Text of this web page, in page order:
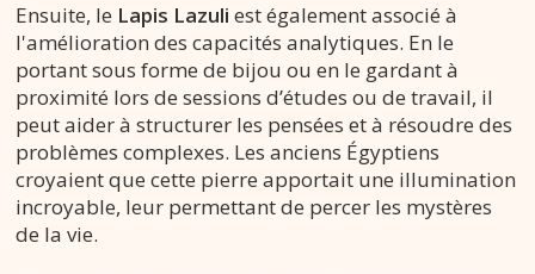
Ensuite, le Lapis Lazuli est également associé à
l'amélioration des capacités analytiques. En le
portant sous forme de bijou ou en le gardant à
proximité lors de sessions d’études ou de travail, il
peut aider à structurer les pensées et à résoudre des
problèmes complexes. Les anciens Égyptiens
croyaient que cette pierre apportait une illumination
incroyable, leur permettant de percer les mystères
de la vie.